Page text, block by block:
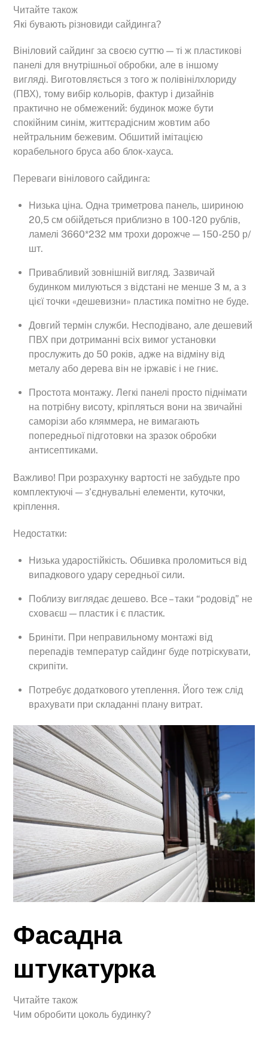
Читайте також
Які бувають різновиди сайдинга?
Вініловий сайдинг за своєю суттю — ті ж пластикові
панелі для внутрішньої обробки, але в іншому
вигляді. Виготовляється з того ж полівінілхлориду
(ПВХ), тому вибір кольорів, фактур і дизайнів
практично не обмежений: будинок може бути
спокійним синім, життєрадісним жовтим або
нейтральним бежевим. Обшитий імітацією
корабельного бруса або блок-хауса.
Переваги вінілового сайдинга:
Низька ціна. Одна триметрова панель, шириною
20,5 см обійдеться приблизно в 100-120 рублів,
ламелі 3660*232 мм трохи дорожче — 150-250 р/
шт.
Привабливий зовнішній вигляд. Зазвичай
будинком милуються з відстані не менше 3 м, а з
цієї точки «дешевизни» пластика помітно не буде.
Довгий термін служби. Несподівано, але дешевий
ПВХ при дотриманні всіх вимог установки
прослужить до 50 років, адже на відміну від
металу або дерева він не іржавіє і не гниє.
Простота монтажу. Легкі панелі просто піднімати
на потрібну висоту, кріпляться вони на звичайні
саморізи або кляммера, не вимагають
попередньої підготовки на зразок обробки
антисептиками.
Важливо! При розрахунку вартості не забудьте про
комплектуючі — з’єднувальні елементи, куточки,
кріплення.
Недостатки:
Низька ударостійкість. Обшивка проломиться від
випадкового удару середньої сили.
Поблизу виглядає дешево. Все – таки “родовід” не
сховаєш — пластик і є пластик.
Бриніти. При неправильному монтажі від
перепадів температур сайдинг буде потріскувати,
скрипіти.
Потребує додаткового утеплення. Його теж слід
врахувати при складанні плану витрат.
Фасадна
штукатурка
Читайте також
Чим обробити цоколь будинку?